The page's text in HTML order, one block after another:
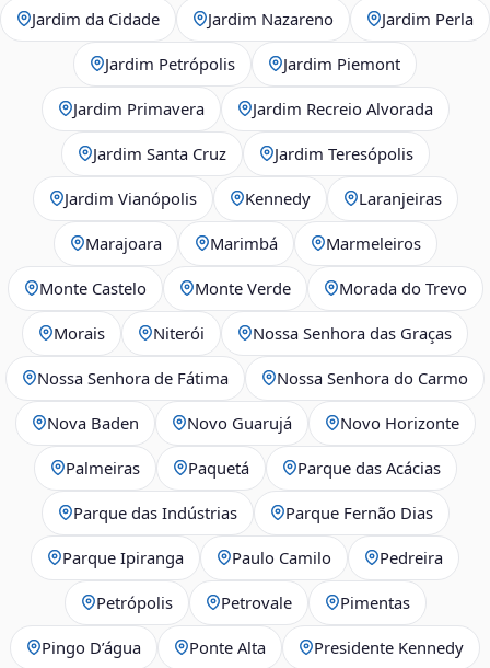
Jardim da Cidade Jardim Nazareno Jardim Perla
Jardim Petrópolis Jardim Piemont
Jardim Primavera Jardim Recreio Alvorada
Jardim Santa Cruz Jardim Teresópolis
Jardim Vianópolis Kennedy Laranjeiras
Marajoara Marimbá Marmeleiros
Monte Castelo Monte Verde Morada do Trevo
Morais Niterói Nossa Senhora das Graças
Nossa Senhora de Fátima Nossa Senhora do Carmo
Nova Baden Novo Guarujá Novo Horizonte
Palmeiras Paquetá Parque das Acácias
Parque das Indústrias Parque Fernão Dias
Parque Ipiranga Paulo Camilo Pedreira
Petrópolis Petrovale Pimentas
Pingo D’água Ponte Alta Presidente Kennedy